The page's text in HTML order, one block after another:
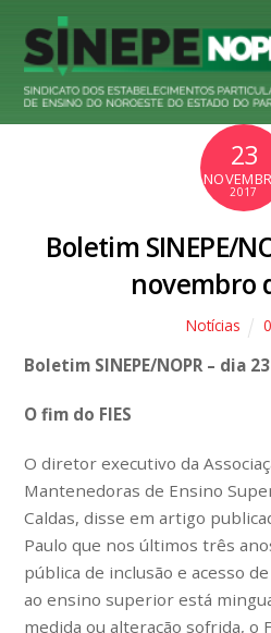
23
2017
Boletim SINEPE/
novembro
Notícias 0
Boletim SINEPE/NOPR – dia
O fim do FIES
O diretor executivo da
Mantenedoras de Ensino
Caldas, disse em artigo
Paulo que nos últimos três
pública de inclusão e acesso
ao ensino superior está
medida ou alteração sofrida, o